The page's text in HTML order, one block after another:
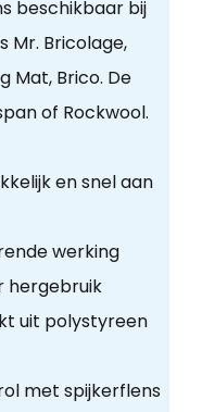
beschikbaar bij
Mr. Bricolage,
Mat, Brico. De
of Rockwool.
en snel aan
werking
hergebruik
uit polystyreen
met spijkerflens